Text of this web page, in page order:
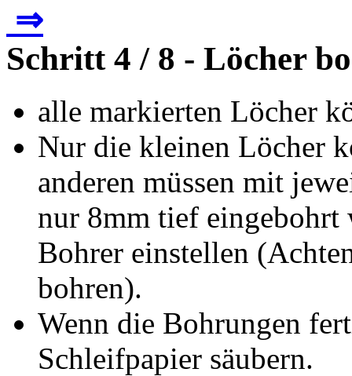
⇒
Schritt 4 / 8 - Löcher
alle markierten Löcher
Nur die kleinen Löcher
anderen müssen mit
nur 8mm tief eingebohrt
Bohrer einstellen
bohren).
Wenn die Bohrungen
Schleifpapier säubern.